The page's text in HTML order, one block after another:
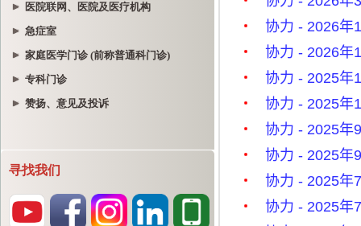
医院联网、医院及医疗机构
急症室
家庭医学门诊 (前称普通科门诊)
专科门诊
赞扬、意见及投诉
寻找我们